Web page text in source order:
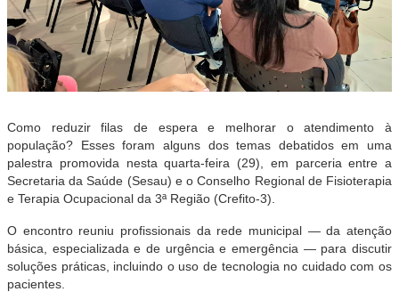
Como reduzir filas de espera e melhorar o atendimento à
população? Esses foram alguns dos temas debatidos em uma
palestra promovida nesta quarta-feira (29), em parceria entre a
Secretaria da Saúde (Sesau) e o Conselho Regional de Fisioterapia
e Terapia Ocupacional da 3ª Região (Crefito-3).
O encontro reuniu profissionais da rede municipal — da atenção
básica, especializada e de urgência e emergência — para discutir
soluções práticas, incluindo o uso de tecnologia no cuidado com os
pacientes.